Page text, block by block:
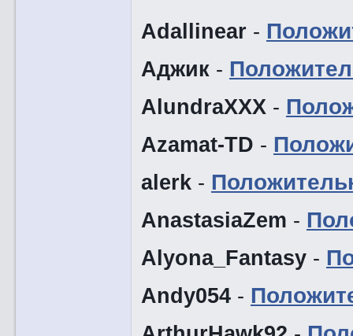
Adallinear -
Аджик -
AlundraXXX -
Azamat-TD -
alerk-
AnastasiaZem -
Alyona_Fantasy-
Andy054-